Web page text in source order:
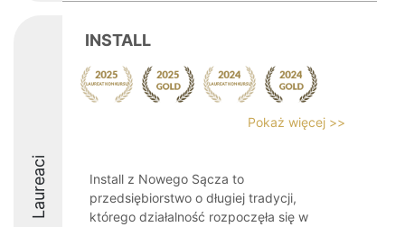
Laureaci
INSTALL
Pokaż więcej >>
Install z Nowego Sącza to
przedsiębiorstwo o długiej tradycji,
którego działalność rozpoczęła się w